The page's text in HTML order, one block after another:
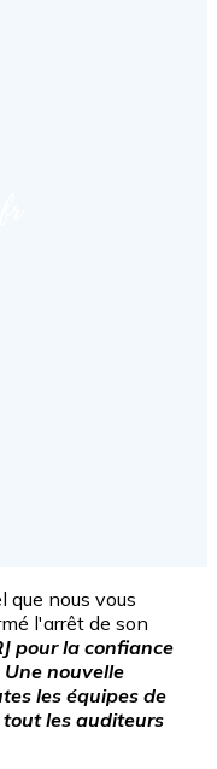
que nous vous
l'arrêt de son
pour la confiance
nouvelle
les équipes de
tout les auditeurs